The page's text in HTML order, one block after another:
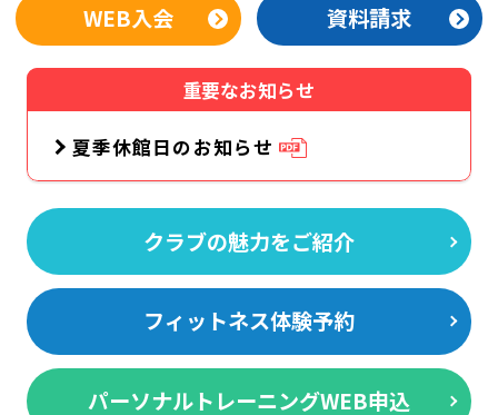
WEB入会 資料請求
重要なお知らせ
夏季休館日のお知らせ
クラブの魅力をご紹介
フィットネス体験予約
パーソナルトレーニングWEB申込